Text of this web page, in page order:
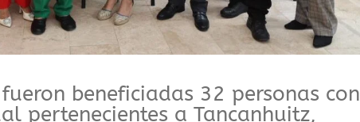
fueron beneficiadas 32 personas con
pertenecientes a Tancanhuitz,